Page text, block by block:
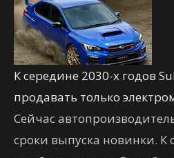
К середине 2030-х годов
продавать только
Сейчас
сроки выпуска новинки. К